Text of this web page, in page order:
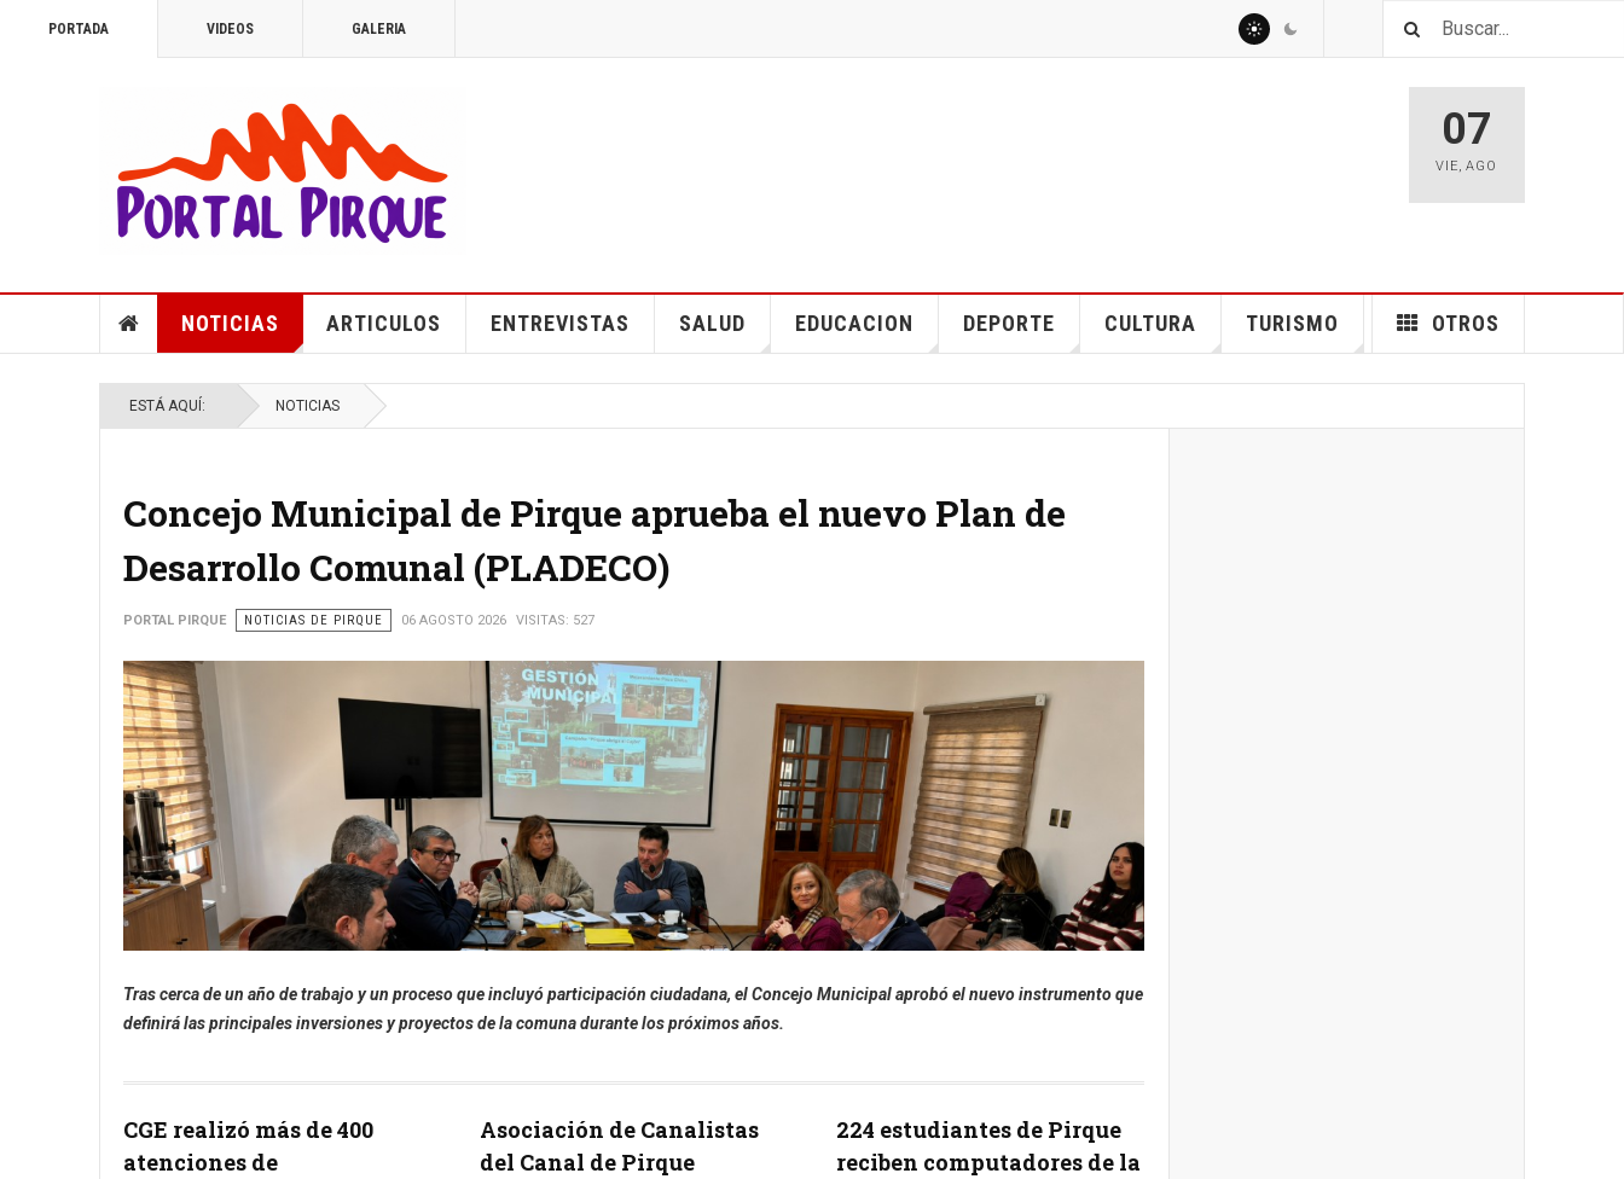
PORTADA VIDEOS GALERIA
07
VIE,AGO
NOTICIAS ARTICULOS ENTREVISTAS SALUD EDUCACION DEPORTE CULTURA TURISMO OTROS
ESTÁ AQUÍ: NOTICIAS
Concejo Municipal de Pirque aprueba el nuevo Plan de
Desarrollo Comunal (PLADECO)
PORTAL PIRQUE NOTICIAS DE PIRQUE 06 AGOSTO 2026 VISITAS: 527
Tras cerca de un año de trabajo y un proceso que incluyó participación ciudadana, el Concejo Municipal aprobó el nuevo instrumento que
definirá las principales inversiones y proyectos de la comuna durante los próximos años.
CGE realizó más de 400
atenciones de
Asociación de Canalistas
del Canal de Pirque
224 estudiantes de Pirque
reciben computadores de la